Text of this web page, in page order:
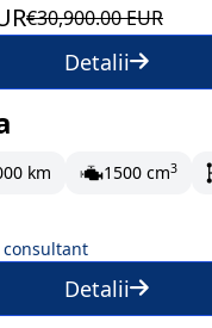
€30,900.00 EUR
Detalii
km 1500 cm3
Detalii